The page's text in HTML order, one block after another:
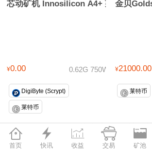
芯动矿机 Innosilicon A4+ 莱特币矿机
¥0.00 0.62G 750W
DigiByte (Scrypt)
莱特币
金贝
¥21000.00
莱特币
莱特币的分布情况

首页

快讯

收益

交易

矿池